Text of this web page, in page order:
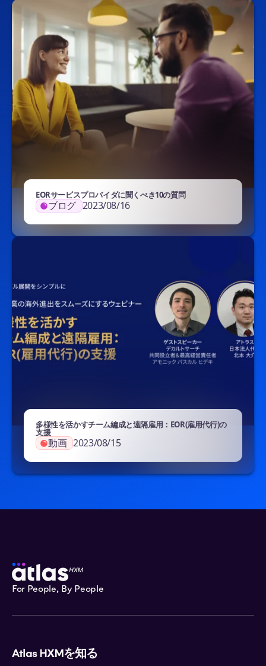
EORサービスプロバイダに聞くべき10の質問
ブログ 2023/08/16
多様性を活かすチーム編成と遠隔雇用：EOR(雇用代行)の
支援
動画 2023/08/15
For People, By People
Atlas HXMを知る